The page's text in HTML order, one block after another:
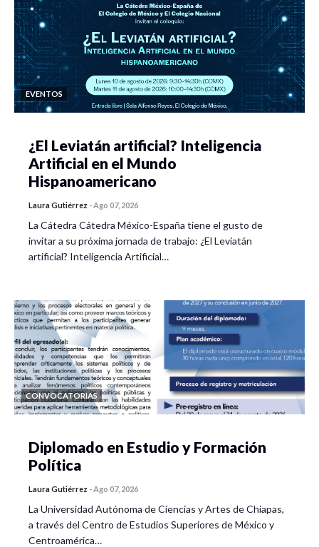
EVENTOS
¿El Leviatán artificial? Inteligencia
Artificial en el Mundo
Hispanoamericano
Laura Gutiérrez -Ago 07, 2026
La Cátedra Cátedra México-España tiene el gusto de
invitar a su próxima jornada de trabajo: ¿El Leviatán
artificial? Inteligencia Artificial…
CONVOCATORIAS
Diplomado en Estudio y Formación
Política
Laura Gutiérrez -Ago 07, 2026
La Universidad Autónoma de Ciencias y Artes de Chiapas,
a través del Centro de Estudios Superiores de México y
Centroamérica…